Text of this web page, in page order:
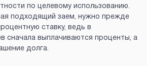
по целевому использованию.
подходящий заем, нужно прежде
ставку, ведь в
сначала выплачиваются проценты, а
долга.